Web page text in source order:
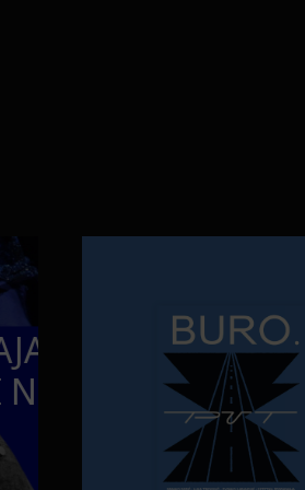
ONAJ JEDAN
STALNO
TORBE